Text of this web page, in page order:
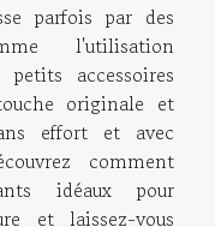
parfois par des
l'utilisation
accessoires
originale et
effort et avec
comment
idéaux pour
et laissez-vous